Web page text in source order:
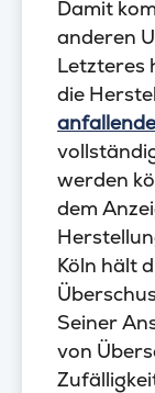
Damit
anderen
Letzteres
die
werden
dem
Köln hält
Seiner
von